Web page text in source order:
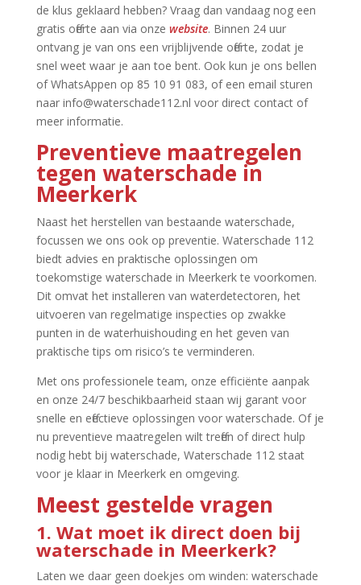
de klus geklaard hebben? Vraag dan vandaag nog een
gratis offerte aan via onze website.​ Binnen 24 uur
ontvang je van ons een vrijblijvende offerte, zodat je
snel weet waar je aan toe bent.​ Ook kun je ons bellen
of WhatsAppen op 85 10 91 083, of een email sturen
naar info@waterschade112.​nl voor direct contact of
meer informatie.​
Preventieve maatregelen
tegen waterschade in
Meerkerk
Naast het herstellen van bestaande waterschade,
focussen we ons ook op preventie.​ Waterschade 112
biedt advies en praktische oplossingen om
toekomstige waterschade in Meerkerk te voorkomen.​
Dit omvat het installeren van waterdetectoren, het
uitvoeren van regelmatige inspecties op zwakke
punten in de waterhuishouding en het geven van
praktische tips om risico’s te verminderen.​
Met ons professionele team, onze efficiënte aanpak
en onze 24/7 beschikbaarheid staan wij garant voor
snelle en effectieve oplossingen voor waterschade.​ Of je
nu preventieve maatregelen wilt treffen of direct hulp
nodig hebt bij waterschade, Waterschade 112 staat
voor je klaar in Meerkerk en omgeving.​
Meest gestelde vragen
1.​ Wat moet ik direct doen bij
waterschade in Meerkerk?
Laten we daar geen doekjes om winden: waterschade